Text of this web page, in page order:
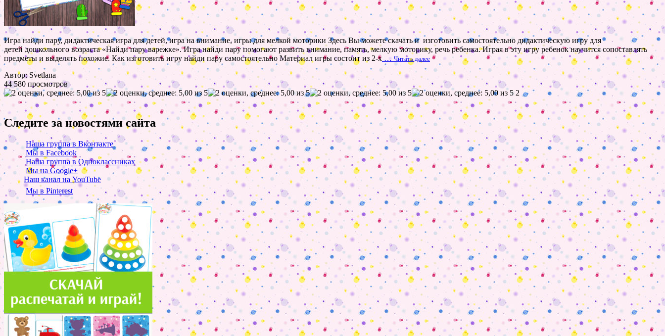
Игра найди пару, дидактическая игра для детей, игра на внимание, игры для мелкой моторики Здесь Вы можете скачать и изготовить самостоятельно дидактическую игру для
детей дошкольного возраста «Найди пару варежке». Игра найди пару помогают развить внимание, память, мелкую моторику, речь ребенка. Играя в эту игру ребенок научится сопоставлять
предметы и выделять похожие. Как изготовить игру найди пару самостоятельно Материал игры состоит из 2-х … Читать далее
Автор: Svetlana
44 580 просмотров
2
Следите за новостями сайта
Наша группа в Вконтакте
Мы в Facebook
Наша группа в Одноклассниках
Мы на Google+
Наш канал на YouTube
Мы в Pinterest